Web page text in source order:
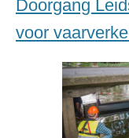
Doorgang
voor